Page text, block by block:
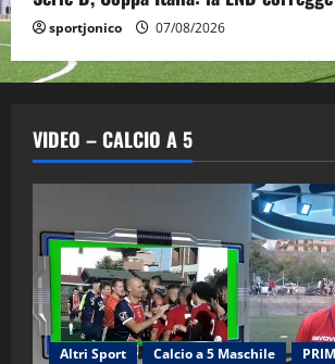
sportjonico 07/08/2026
VIDEO – CALCIO A 5
Altri Sport Calcio a 5 Maschile